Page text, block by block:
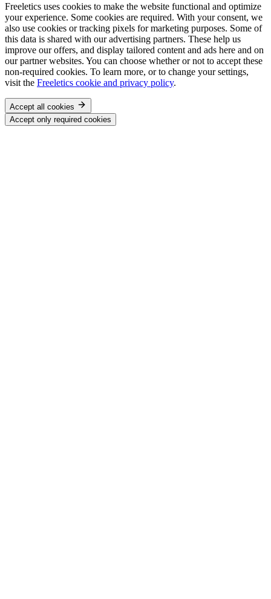
Freeletics uses cookies to make the website functional and optimize
your experience. Some cookies are required. With your consent, we
also use cookies or tracking pixels for marketing purposes. Some of
this data is shared with our advertising partners. These help us
improve our offers, and display tailored content and ads here and on
our partner websites. You can choose whether or not to accept these
non-required cookies. To learn more, or to change your settings,
visit the Freeletics cookie and privacy policy.
Accept all cookies
Accept only required cookies